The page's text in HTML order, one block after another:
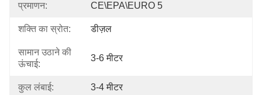
प्रमाणन: CE\EPA\EURO 5
शक्ति का स्रोत: डीज़ल
सामान उठाने की
ऊंचाई:
3-6 मीटर
कुल लंबाई: 3-4 मीटर